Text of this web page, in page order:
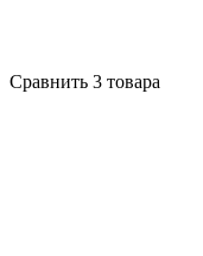
Сравнить 3 товара